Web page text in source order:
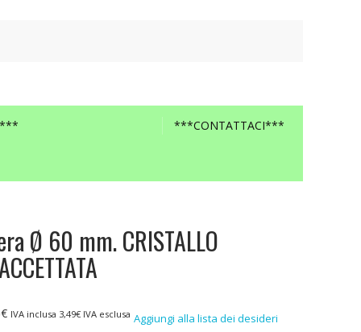
***CONTATTACI***
Ø 60 mm. CRISTALLO
€ IVA inclusa 3,49€IVA esclusa Aggiungi alla lista dei desideri